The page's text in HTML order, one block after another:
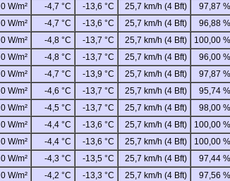
0 W/m² -4,7 °C -13,6 °C 25,7 km/h (4 Bft)
97,87 %
0 W/m² -4,7 °C -13,6 °C 25,7 km/h (4 Bft)
96,88 %
0 W/m² -4,8 °C -13,7 °C 25,7 km/h (4 Bft)
100,00 %
0 W/m² -4,8 °C -13,7 °C 25,7 km/h (4 Bft)
96,00 %
0 W/m² -4,7 °C -13,9 °C 25,7 km/h (4 Bft)
97,87 %
0 W/m² -4,6 °C -13,7 °C 25,7 km/h (4 Bft)
95,74 %
0 W/m² -4,5 °C -13,7 °C 25,7 km/h (4 Bft)
98,00 %
0 W/m² -4,4 °C -13,6 °C 25,7 km/h (4 Bft)
100,00 %
0 W/m² -4,4 °C -13,6 °C 25,7 km/h (4 Bft)
100,00 %
0 W/m² -4,3 °C -13,5 °C 25,7 km/h (4 Bft)
97,44 %
0 W/m² -4,2 °C -13,3 °C 25,7 km/h (4 Bft)
97,56 %